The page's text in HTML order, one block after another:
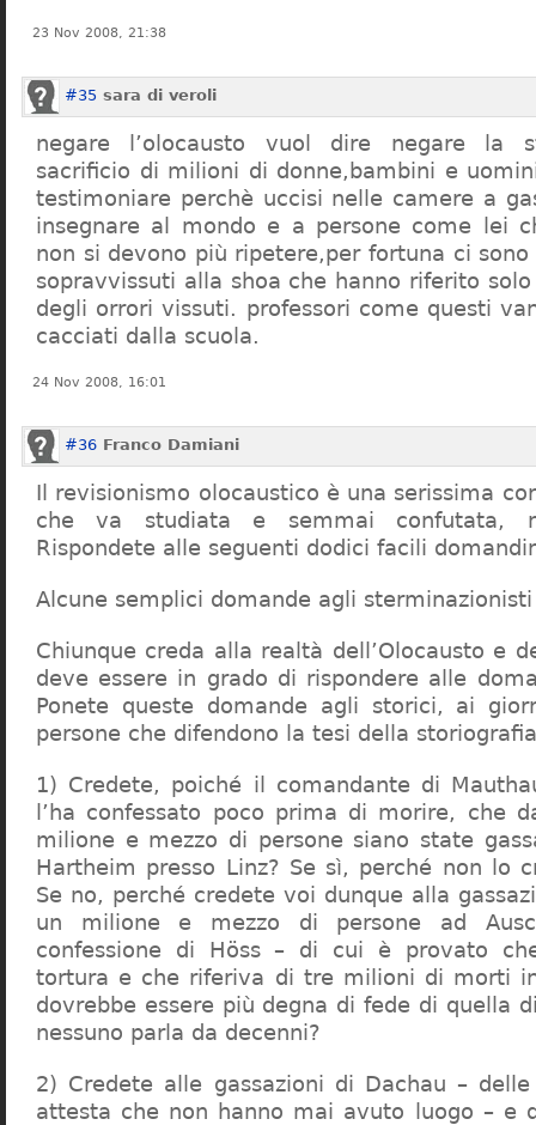
23 Nov 2008, 21:38
#35 sara di veroli
negare l’olocausto vuol dire negare la
sacrificio di milioni di donne,bambini e
testimoniare perchè uccisi nelle camere a
insegnare al mondo e a persone come lei
non si devono più ripetere,per fortuna ci
sopravvissuti alla shoa che hanno riferito
degli orrori vissuti. professori come questi
cacciati dalla scuola.
24 Nov 2008, 16:01
#36 Franco Damiani
Il revisionismo olocaustico è una serissima
che va studiata e semmai confutata,
Rispondete alle seguenti dodici facili
Alcune semplici domande agli sterminazionisti
Chiunque creda alla realtà dell’Olocausto e
deve essere in grado di rispondere alle
Ponete queste domande agli storici, ai
persone che difendono la tesi della
1) Credete, poiché il comandante di
l’ha confessato poco prima di morire, che
milione e mezzo di persone siano state
Hartheim presso Linz? Se sì, perché non lo
Se no, perché credete voi dunque alla
un milione e mezzo di persone ad
confessione di Höss – di cui è provato
tortura e che riferiva di tre milioni di morti
dovrebbe essere più degna di fede di quella
nessuno parla da decenni?
2) Credete alle gassazioni di Dachau –
attesta che non hanno mai avuto luogo – e